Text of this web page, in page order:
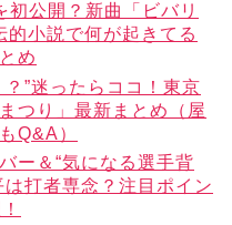
初公開？新曲「ビバリ
的小説で何が起きてる
め
”迷ったらココ！東京
つり」最新まとめ（屋
Q&A）
ー＆“気になる選手背
打者専念？注目ポイン